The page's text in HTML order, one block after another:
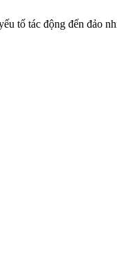
tố tác động đến đảo